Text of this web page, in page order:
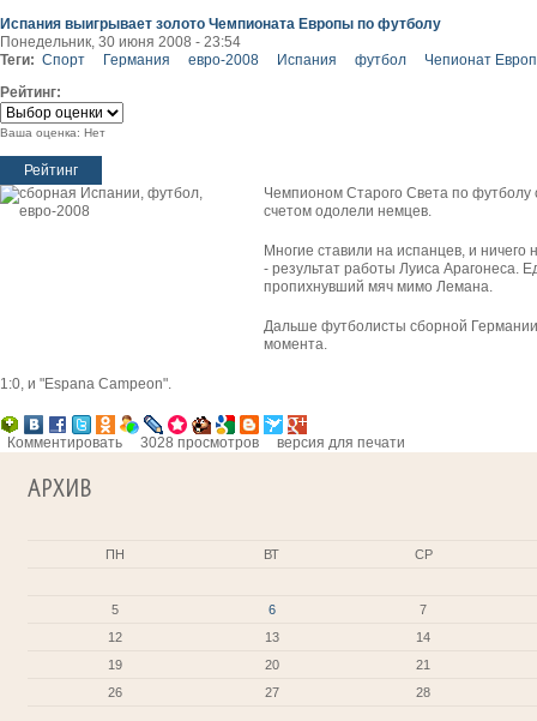
Испания выигрывает золото Чемпионата Европы по футболу
Понедельник, 30 июня 2008 - 23:54
Теги: Спорт Германия евро-2008 Испания футбол
Чепионат
Рейтинг:
Ваша оценка: Нет
Чемпионом Старого Света по
счетом одолели немцев.
Многие ставили на испанцев, и
- результат работы Луиса Арагонеса.
пропихнувший мяч мимо Лемана.
Дальше футболисты сборной
момента.
1:0, и "Espana Campeon".
Комментировать 3028 просмотров версия для печати
АРХИВ
ПН ВТ СР
5 6
7
12
13
14
19
20
21
26
27 28